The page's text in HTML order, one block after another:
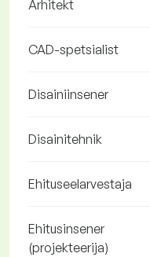
Arhitekt
CAD-spetsialist
Disainiinsener
Disainitehnik
Ehituseelarvestaja
Ehitusinsener
(projekteerija)